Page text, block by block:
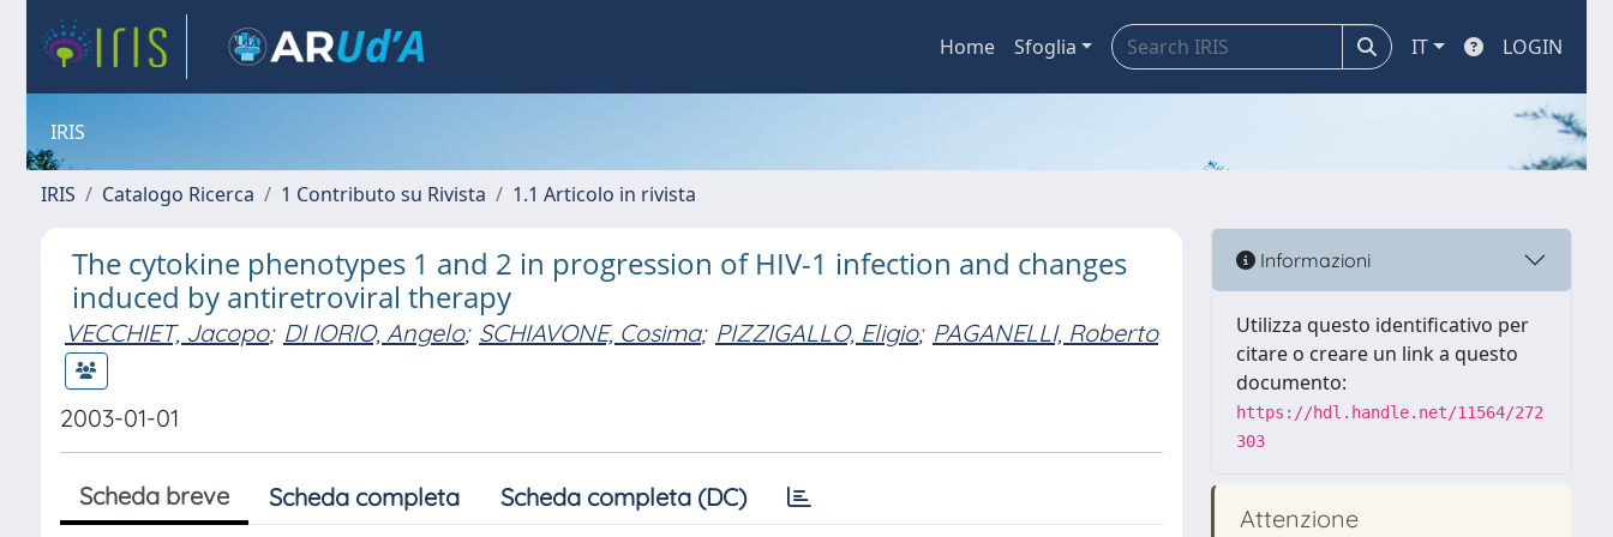
Home Sfoglia IT LOGIN
IRIS
IRIS Catalogo Ricerca 1 Contributo su Rivista 1.1 Articolo in rivista
The cytokine phenotypes 1 and 2 in progression of HIV-1 infection and changes
induced by antiretroviral therapy
VECCHIET, Jacopo; DI IORIO, Angelo; SCHIAVONE, Cosima; PIZZIGALLO, Eligio; PAGANELLI, Roberto
2003-01-01
Scheda breve Scheda completa Scheda completa (DC)
Informazioni
Utilizza questo identificativo per
citare o creare un link a questo
documento:
https://hdl.handle.net/11564/272
303
Attenzione